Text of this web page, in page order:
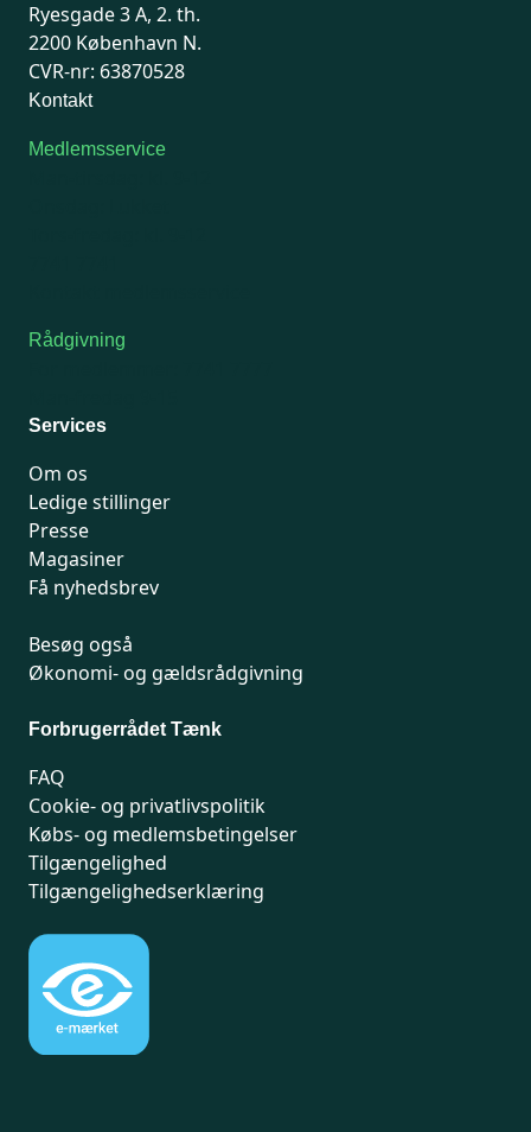
Ryesgade 3 A, 2. th.
2200 København N.
CVR-nr: 63870528
Kontakt
Medlemsservice
Rådgivning
Services
Om os
Ledige stillinger
Presse
Magasiner
Få nyhedsbrev
Besøg også
Økonomi- og gældsrådgivning
Forbrugerrådet Tænk
FAQ
Cookie- og privatlivspolitik
Købs- og medlemsbetingelser
Tilgængelighed
Tilgængelighedserklæring